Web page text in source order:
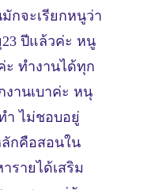
กจะเรียกหนูว่า
ปีแล้วค่ะ หนู
ะ ทำงานได้ทุก
งานเบาค่ะ หนุ
ำ ไม่ชอบอยู่
กคือสอนใน
รายได้เสริม